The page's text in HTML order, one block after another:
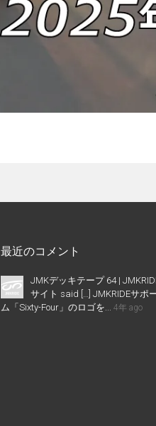
最近のコメント
JMKデッキテープ 64 |
サイト said […] JMKRIDEサポ
ム「Sixty-Four」のロゴを... 4年 ago